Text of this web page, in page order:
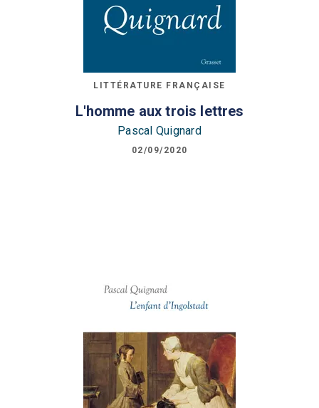
LITTÉRATURE FRANÇAISE
L'homme aux trois lettres
Pascal Quignard
02/09/2020